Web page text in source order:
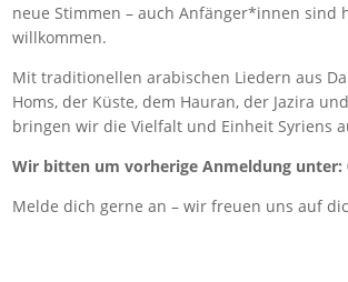
neue Stimmen – auch Anfänger*innen sind
willkommen.
Mit traditionellen arabischen Liedern aus
Homs, der Küste, dem Hauran, der Jazira
bringen wir die Vielfalt und Einheit Syriens
Wir bitten um vorherige Anmeldung unter:
Melde dich gerne an – wir freuen uns auf